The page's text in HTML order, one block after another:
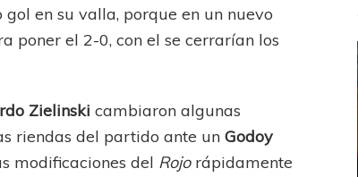
en su valla, porque en un nuevo
poner el 2-0, con el se cerrarían los
Zielinskicambiaron algunas
riendas del partido ante unGodoy
modificaciones del Rojo rápidamente